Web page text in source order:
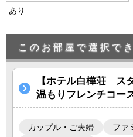
あり
このお部屋で選択で
【ホテル白樺荘 ス
温もりフレンチコー
カップル・ご夫婦
ファ